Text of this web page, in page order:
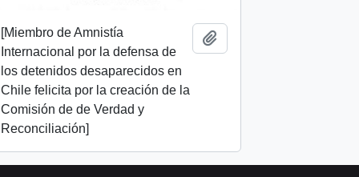
[Miembro de Amnistía
Internacional por la defensa de
los detenidos desaparecidos en
Chile felicita por la creación de la
Comisión de de Verdad y
Reconciliación]